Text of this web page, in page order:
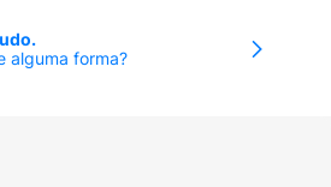
alguma forma?